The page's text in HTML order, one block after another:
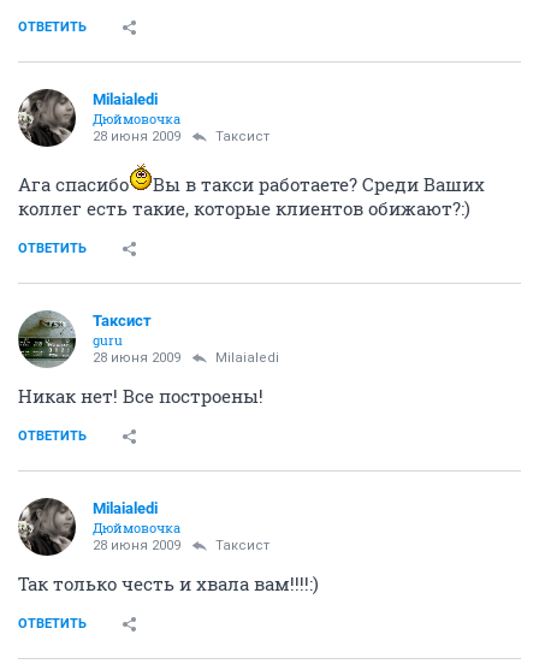
ОТВЕТИТЬ
Milaialedi
Дюймовочка
28 июня 2009 Таксист
Ага спасибо
Вы в такси работаете? Среди Ваших
коллег есть такие, которые клиентов обижают?:)
ОТВЕТИТЬ
Таксист
guru
28 июня 2009 Milaialedi
Никак нет! Все построены!
ОТВЕТИТЬ
Milaialedi
Дюймовочка
28 июня 2009 Таксист
Так только честь и хвала вам!!!!:)
ОТВЕТИТЬ